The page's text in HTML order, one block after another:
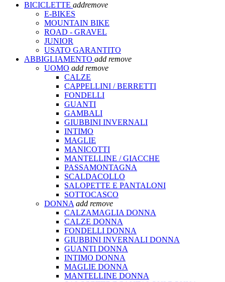
BICICLETTE addremove
E-BIKES
MOUNTAIN BIKE
ROAD - GRAVEL
JUNIOR
USATO GARANTITO
ABBIGLIAMENTO add remove
UOMO add remove
CALZE
CAPPELLINI / BERRETTI
FONDELLI
GUANTI
GAMBALI
GIUBBINI INVERNALI
INTIMO
MAGLIE
MANICOTTI
MANTELLINE / GIACCHE
PASSAMONTAGNA
SCALDACOLLO
SALOPETTE E PANTALONI
SOTTOCASCO
DONNA add remove
CALZAMAGLIA DONNA
CALZE DONNA
FONDELLI DONNA
GIUBBINI INVERNALI DONNA
GUANTI DONNA
INTIMO DONNA
MAGLIE DONNA
MANTELLINE DONNA